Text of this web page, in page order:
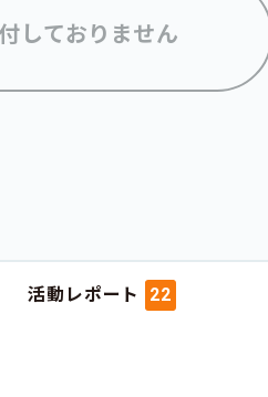
しておりません
活動レポート 22